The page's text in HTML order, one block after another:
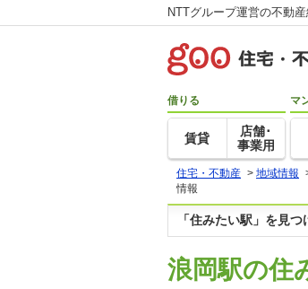
NTTグループ運営の不動
借りる
賃貸
店舗･
事業用
マ
住宅・不動産 > 地域情報
情報
「住みたい駅」を見つ
浪岡駅の住